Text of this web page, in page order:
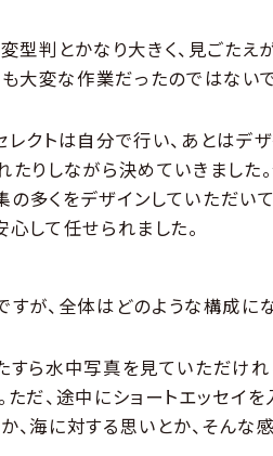
型判とかなり大きく、見ごたえ
大変な作業だったのではないで
レクトは自分で行い、あとはデ
たりしながら決めていきました
多くをデザインしていただい
心して任せられました。
すが、全体はどのような構成に
すら水中写真を見ていただけ
ただ、途中にショートエッセイ
、海に対する思いとか、そんな